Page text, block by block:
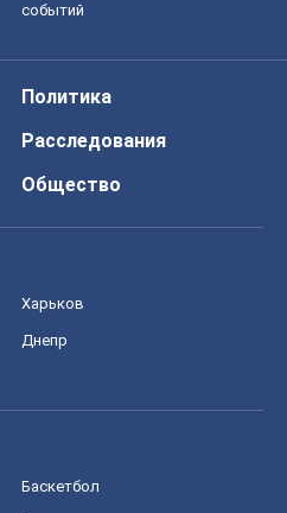
событий
Политика
Расследования
Общество
Харьков
Днепр
Баскетбол